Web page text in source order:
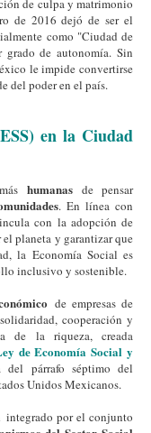
de culpa y matrimonio
de 2016 dejó de ser el
como "Ciudad de
de autonomía. Sin
le impide convertirse
del poder en el país.
en la Ciudad
humanas de pensar
. En línea con
con la adopción de
el planeta y garantizar que
la Economía Social es
inclusivo y sostenible.
de empresas de
cooperación y
de la riqueza, creada
de Economía Social y
del párrafo séptimo del
Unidos Mexicanos.
integrado por el conjunto